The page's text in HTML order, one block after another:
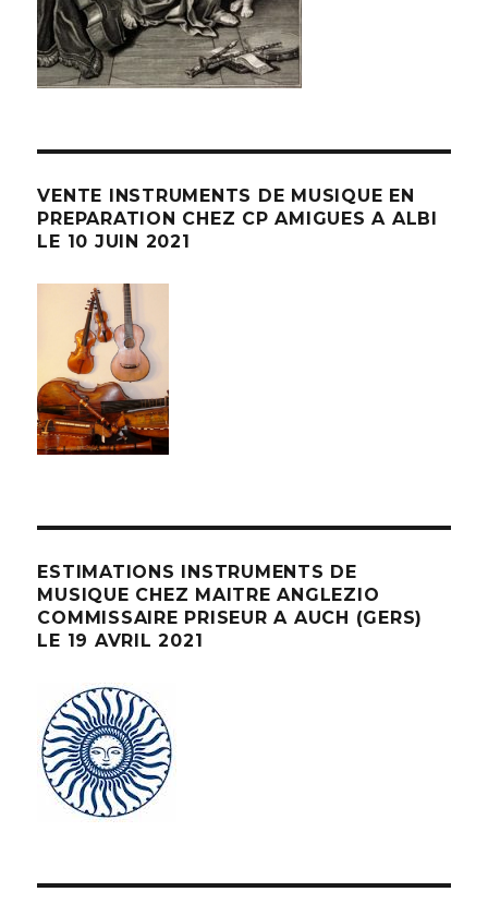
VENTE INSTRUMENTS DE MUSIQUE EN
PREPARATION CHEZ CP AMIGUES A ALBI
LE 10 JUIN 2021
ESTIMATIONS INSTRUMENTS DE
MUSIQUE CHEZ MAITRE ANGLEZIO
COMMISSAIRE PRISEUR A AUCH (GERS)
LE 19 AVRIL 2021